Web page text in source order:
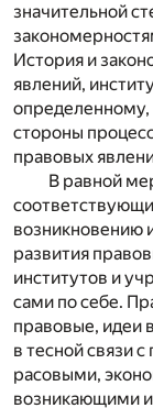
значительной
История и
явлений,
стороны
правовых
В равной
возникновению
развития
институтов и
сами по себе.
правовые, идеи
в тесной связи
расовыми,
возникающими